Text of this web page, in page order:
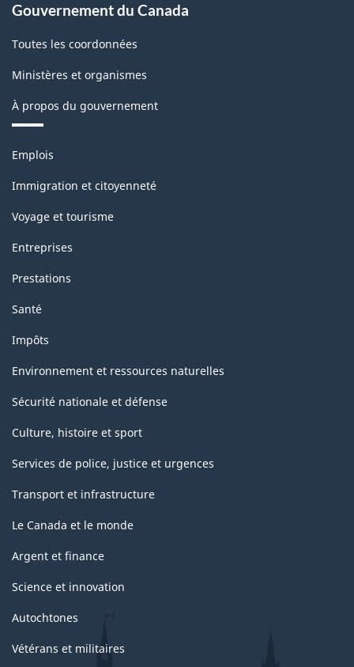
Gouvernement du Canada
Toutes les coordonnées
Ministères et organismes
À propos du gouvernement
Thèmes
sujets
Emplois
Immigration et citoyenneté
Voyage et tourisme
Entreprises
Prestations
Santé
Impôts
Environnement et ressources naturelles
Sécurité nationale et défense
Culture, histoire et sport
Services de police, justice et urgences
Transport et infrastructure
Le Canada et le monde
Argent et finance
Science et innovation
Autochtones
Vétérans et militaires